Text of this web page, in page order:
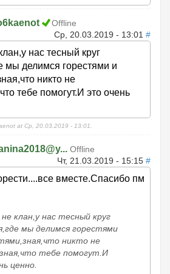
Offline
Ср, 20.03.2019 - 13:01 #
нас тесный круг
мы делимся горестями и
никто не
тебе помогут.И это очень
at Ср, 20.03.2019 - 13:01.
Offline
Чт, 21.03.2019 - 15:15 #
вместе.Спасибо пм
не клан,у нас тесный круг
мы делимся горестями
никто не
тебе помогут.И
ценно.